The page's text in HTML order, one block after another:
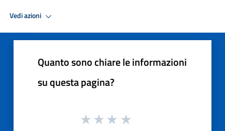
Vedi azioni
Quanto sono chiare le informazioni
su questa pagina?